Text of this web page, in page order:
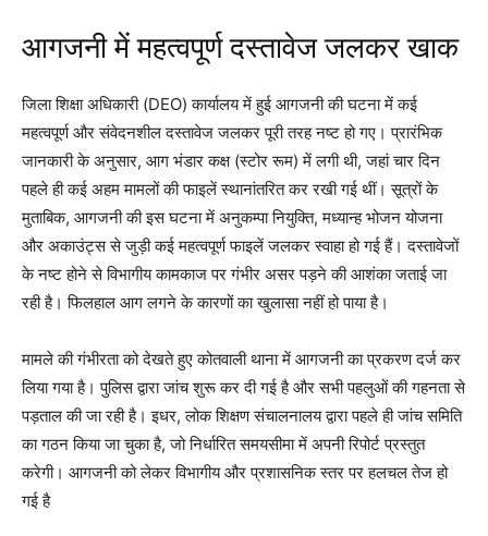
आगजनी में महत्वपूर्ण दस्तावेज जलकर खाक
जिला शिक्षा अधिकारी (DEO) कार्यालय में हुई आगजनी की घटना में कई
महत्वपूर्ण और संवेदनशील दस्तावेज जलकर पूरी तरह नष्ट हो गए। प्रारंभिक
जानकारी के अनुसार, आग भंडार कक्ष (स्टोर रूम) में लगी थी, जहां चार दिन
पहले ही कई अहम मामलों की फाइलें स्थानांतरित कर रखी गई थीं। सूत्रों के
मुताबिक, आगजनी की इस घटना में अनुकम्पा नियुक्ति, मध्यान्ह भोजन योजना
और अकाउंट्स से जुड़ी कई महत्वपूर्ण फाइलें जलकर स्वाहा हो गई हैं। दस्तावेजों
के नष्ट होने से विभागीय कामकाज पर गंभीर असर पड़ने की आशंका जताई जा
रही है। फिलहाल आग लगने के कारणों का खुलासा नहीं हो पाया है।
मामले की गंभीरता को देखते हुए कोतवाली थाना में आगजनी का प्रकरण दर्ज कर
लिया गया है। पुलिस द्वारा जांच शुरू कर दी गई है और सभी पहलुओं की गहनता से
पड़ताल की जा रही है। इधर, लोक शिक्षण संचालनालय द्वारा पहले ही जांच समिति
का गठन किया जा चुका है, जो निर्धारित समयसीमा में अपनी रिपोर्ट प्रस्तुत
करेगी। आगजनी को लेकर विभागीय और प्रशासनिक स्तर पर हलचल तेज हो
गई है